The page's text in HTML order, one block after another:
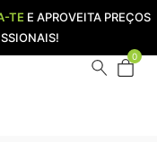
TE E APROVEITA PREÇOS
0